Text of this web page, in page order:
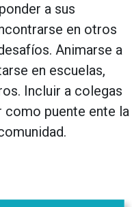
a sus
en otros
Animarse a
en escuelas,
Incluir a colegas
como puente ente la